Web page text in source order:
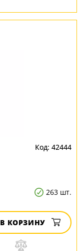
42444
263 шт.
В КОРЗИНУ